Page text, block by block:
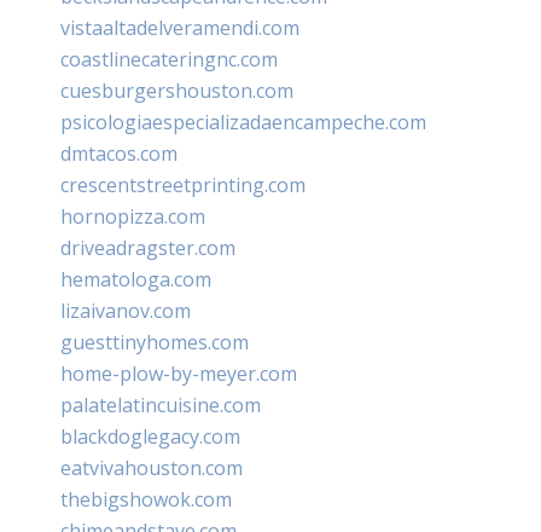
vistaaltadelveramendi.com
coastlinecateringnc.com
cuesburgershouston.com
psicologiaespecializadaencampeche.com
dmtacos.com
crescentstreetprinting.com
hornopizza.com
driveadragster.com
hematologa.com
lizaivanov.com
guesttinyhomes.com
home-plow-by-meyer.com
palatelatincuisine.com
blackdoglegacy.com
eatvivahouston.com
thebigshowok.com